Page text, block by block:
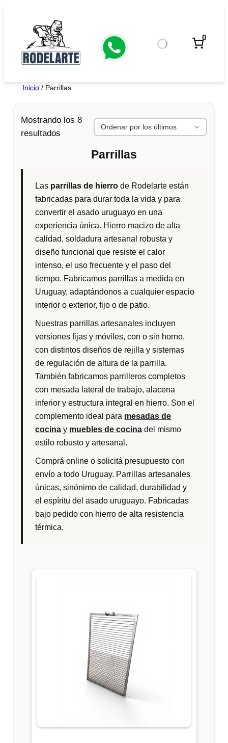
contenido
0
Inicio/ Parrillas
Mostrando los 8
resultados
n
a
d
o
p
o
r
l
o
s
m
Parrillas
Las parrillas de hierro de Rodelarte están
fabricadas para durar toda la vida y para
convertir el asado uruguayo en una
experiencia única. Hierro macizo de alta
calidad, soldadura artesanal robusta y
diseño funcional que resiste el calor
intenso, el uso frecuente y el paso del
tiempo. Fabricamos parrillas a medida en
Uruguay, adaptándonos a cualquier espacio
interior o exterior, fijo o de patio.
Nuestras parrillas artesanales incluyen
versiones fijas y móviles, con o sin horno,
con distintos diseños de rejilla y sistemas
de regulación de altura de la parrilla.
También fabricamos parrilleros completos
con mesada lateral de trabajo, alacena
inferior y estructura integral en hierro. Son el
complemento ideal para mesadas de
cocina y muebles de cocina del mismo
estilo robusto y artesanal.
Comprá online o solicitá presupuesto con
envío a todo Uruguay. Parrillas artesanales
únicas, sinónimo de calidad, durabilidad y
el espíritu del asado uruguayo. Fabricadas
bajo pedido con hierro de alta resistencia
térmica.